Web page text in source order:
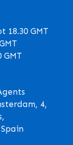
18.30 GMT
4,